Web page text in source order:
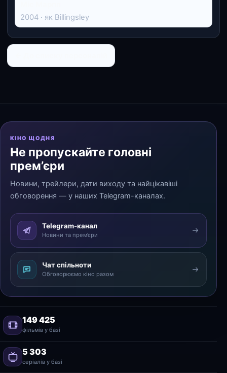
2004 · як Billingsley
КІНО ЩОДНЯ
Не пропускайте головні
прем’єри
Новини, трейлери, дати виходу та найцікавіші
обговорення — у наших Telegram-каналах.
Telegram-канал
Новини та прем’єри
Чат спільноти
Обговорюємо кіно разом
149 425
фільмів у базі
5 303
серіалів у базі